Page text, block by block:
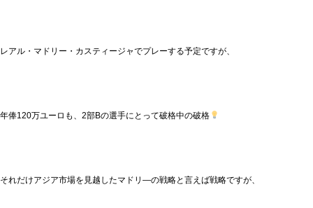
レアル・マドリー・ カスティージャでプレーする予定ですが、
年俸120万ユーロも、2部Bの選手にとって破格中の破格
それだけアジア市場を見越したマドリ―の戦略と言えば戦略ですが、